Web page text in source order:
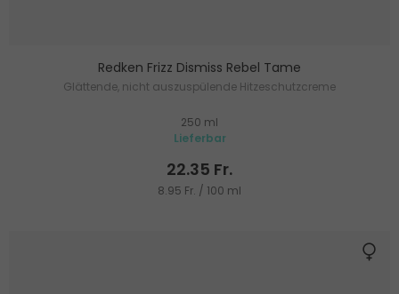
Redken Frizz Dismiss Rebel Tame
Glättende, nicht auszuspülende Hitzeschutzcreme
250 ml
Lieferbar
22.35 Fr.
8.95 Fr. / 100 ml